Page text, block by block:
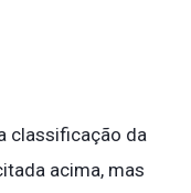
classificação da
acima, mas